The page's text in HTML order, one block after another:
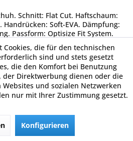
Schnitt: Flat Cut. Haftschaum:
Handrücken: Soft-EVA. Dämpfung:
Passform: Optisize Fit System.
mit Klettverschluss.
11,49 € *
Merken
Cookies, die für den technischen
sind und stets gesetzt
die den Komfort bei Benutzung
der Direktwerbung dienen oder die
und sozialen Netzwerken
nur mit Ihrer Zustimmung gesetzt.
Konfigurieren